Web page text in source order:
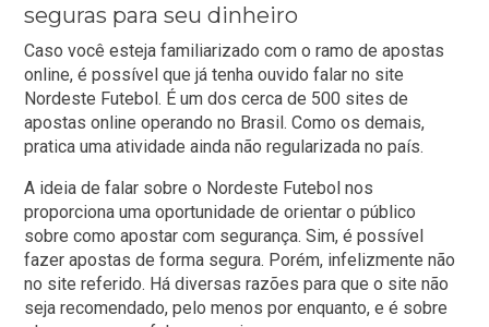
seguras para seu dinheiro
Caso você esteja familiarizado com o ramo de apostas
online, é possível que já tenha ouvido falar no site
Nordeste Futebol. É um dos cerca de 500 sites de
apostas online operando no Brasil. Como os demais,
pratica uma atividade ainda não regularizada no país.
A ideia de falar sobre o Nordeste Futebol nos
proporciona uma oportunidade de orientar o público
sobre como apostar com segurança. Sim, é possível
fazer apostas de forma segura. Porém, infelizmente não
no site referido. Há diversas razões para que o site não
seja recomendado, pelo menos por enquanto, e é sobre